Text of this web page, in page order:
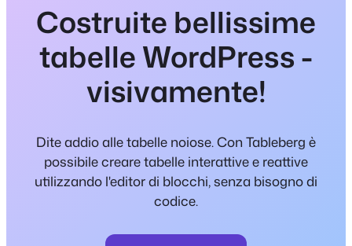
Costruite bellissime
tabelle WordPress -
visivamente!
Dite addio alle tabelle noiose. Con Tableberg è
possibile creare tabelle interattive e reattive
utilizzando l'editor di blocchi, senza bisogno di
codice.